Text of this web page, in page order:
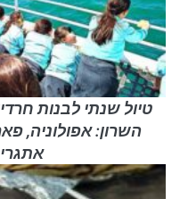
טיול שנתי לבנות
השרון: אפולוניה,
אתגרי,